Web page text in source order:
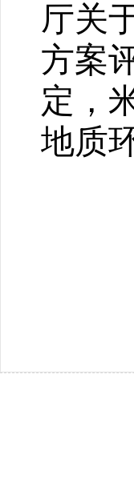
厅关
方案
定，
地质